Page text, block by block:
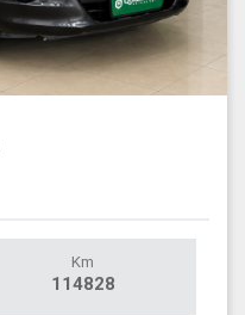
Km
114828